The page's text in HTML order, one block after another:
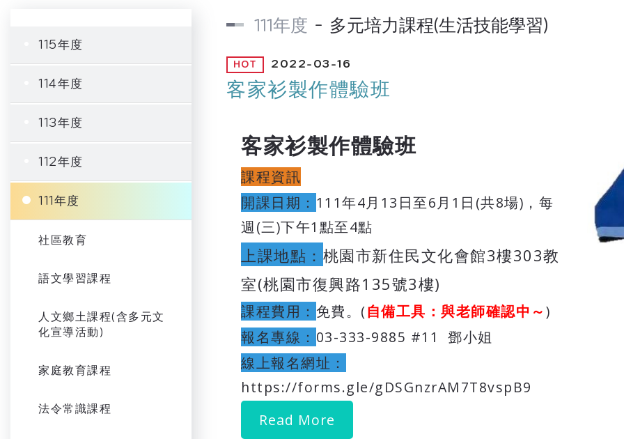
115年度
114年度
113年度
112年度
111年度
社區教育
語文學習課程
人文鄉土課程(含多元文
化宣導活動)
家庭教育課程
法令常識課程
111年度 多元培力課程(生活技能學習)
2022-03-16
客家衫製作體驗班
客家衫製作體驗班
課程資訊
開課日期： 111年4月13日至6月1日(共8場)，每
週(三)下午1點至4點
上課地點： 桃園市新住民文化會館3樓303教
室(桃園市復興路135號3樓)
課程費用： 免費。(自備工具：與老師確認中～)
報名專線： 03-333-9885 #11 鄧小姐
線上報名網址：
https://forms.gle/gDSGnzrAM7T8vspB9
Read More